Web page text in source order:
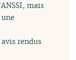
mais
rendus